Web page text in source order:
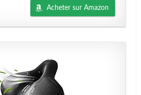
Acheter sur Amazon